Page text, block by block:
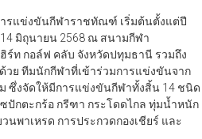
รแข่งขันกีฬาราชทัณฑ์ เริ่มต้นตั้งแต่ปี
มิถุนายน 2568 ณ สนามกีฬา
ร์ท กอล์ฟ คลับ จังหวัดปทุมธานี รวมถึง
วย ทีมนักกีฬาที่เข้าร่วมการแข่งขันจาก
ซึ่งจัดให้มีการแข่งขันกีฬาทั้งสิ้น 14 ชนิด
ปักตะกร้อ กรีฑา กระโดดไกล ทุ่มน้ำหนัก
พาเหรด การประกวดกองเชียร์ และ